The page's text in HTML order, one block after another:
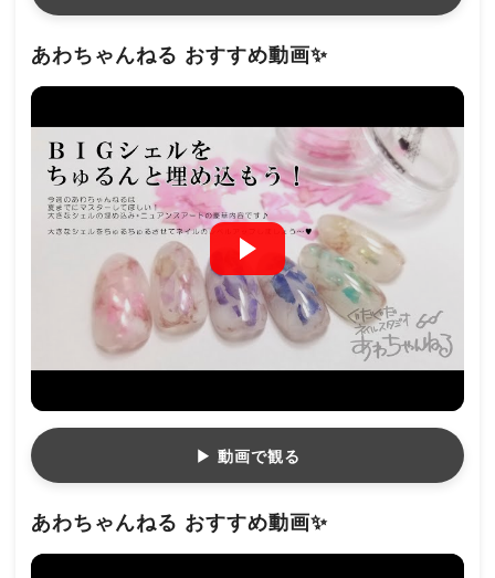
あわちゃんねる おすすめ動画✨
▶ 動画で観る
あわちゃんねる おすすめ動画✨